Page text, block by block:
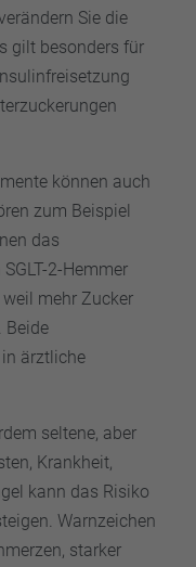
Sie die
gilt besonders für
können auch
zum Beispiel
das
2-Hemmer
mehr Zucker
Beide
ärztliche
seltene, aber
Krankheit,
kann das Risiko
Warnzeichen
starker